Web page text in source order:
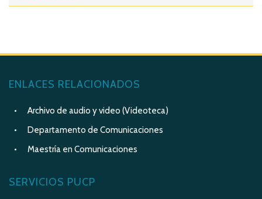
ENLACES RELACIONADOS
Archivo de audio y video (Videoteca)
Departamento de Comunicaciones
Maestría en Comunicaciones
SERVICIOS PUCP